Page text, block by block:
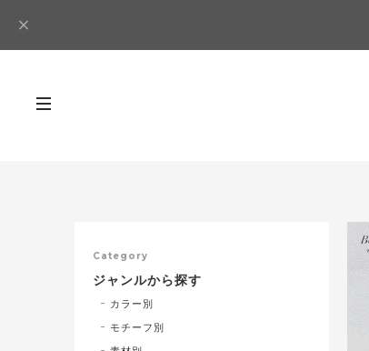
Category
ジャンルから探す
カラー別
モチーフ別